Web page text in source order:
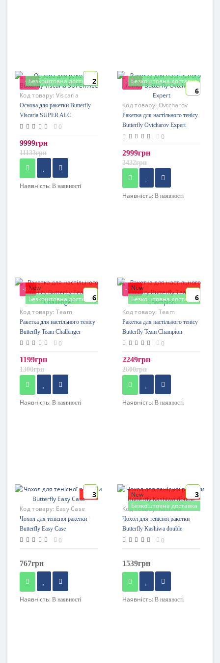
-10%Безкоштовна доставка2
Код товару: Viscaria
SUPER ALC
Основа для ракетки Butterfly
Viscaria SUPER ALC
0
9999грн
11133грн
Наявність: В наявності
-13%Безкоштовна доставка
6
Код товару: Ovtcharov
Expert
Ракетка для настільного тенісу
Butterfly Ovtcharov Expert
0
2999грн
3432грн
Наявність: В наявності
-8%New
Безкоштовна доставка6
Код товару: Team
Challenger
Ракетка для настільного тенісу
Butterfly Team Challenger
0
1199грн
1300грн
Наявність: В наявності
-13%New
Безкоштовна доставка6
Код товару: Team
Champion
Ракетка для настільного тенісу
Butterfly Team Champion
0
2249грн
2600грн
Наявність: В наявності
New3
Код товару: Easy Case
Чохол для тенісної ракетки
Butterfly Easy Case
0
767грн
Наявність: В наявності
New
Безкоштовна доставка
3
Код товару:Kashiwa
double
Чохол для тенісної ракетки
Butterfly Kashiwa double
0
1539грн
Наявність: В наявності